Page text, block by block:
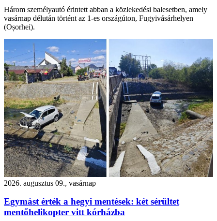
Három személyautó érintett abban a közlekedési balesetben, amely
vasárnap délután történt az 1-es országúton, Fugyivásárhelyen
(Oșorhei).
2026. augusztus 09., vasárnap
Egymást érték a hegyi mentések: két sérültet
mentőhelikopter vitt kórházba